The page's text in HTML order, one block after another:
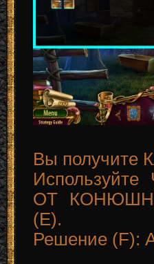
Вы
ОТ
(E).
Решение (F):